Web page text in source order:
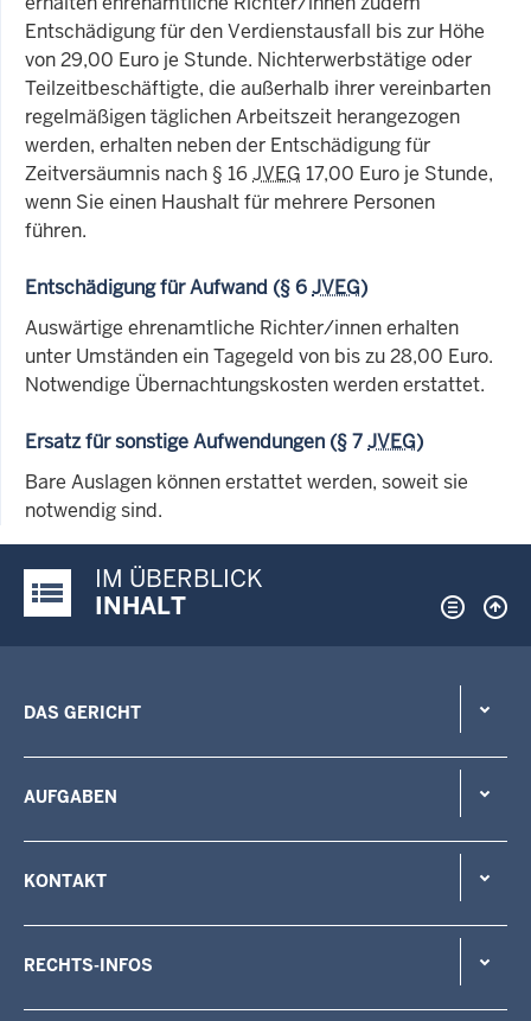
Entschädigung für den Verdienstausfall bis zur Höhe
von 29,00 Euro je Stunde. Nichterwerbstätige oder
Teilzeitbeschäftigte, die außerhalb ihrer vereinbarten
regelmäßigen täglichen Arbeitszeit herangezogen
werden, erhalten neben der Entschädigung für
Zeitversäumnis nach § 16JVEG 17,00 Euro je Stunde,
wenn Sie einen Haushalt für mehrere Personen
führen.
Entschädigung für Aufwand (§ 6JVEG)
Auswärtige ehrenamtliche Richter/innen erhalten
unter Umständen ein Tagegeld von bis zu 28,00 Euro.
Notwendige Übernachtungskosten werden erstattet.
Ersatz für sonstige Aufwendungen (§ 7JVEG)
Bare Auslagen können erstattet werden, soweit sie
notwendig sind.
Justiz-Portal im Überblick:
IM ÜBERBLICK
INHALT
DAS GERICHT
AUFGABEN
KONTAKT
RECHTS-INFOS